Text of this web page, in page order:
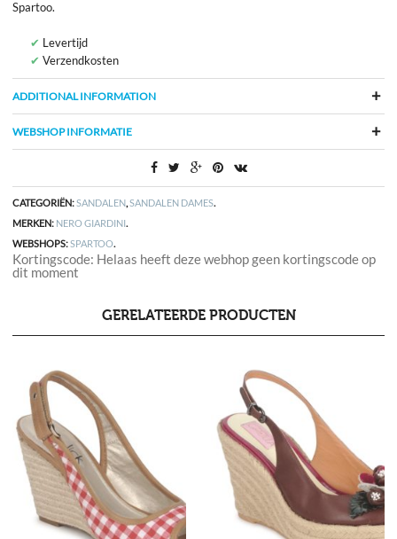
Spartoo.
Levertijd
Verzendkosten
ADDITIONAL INFORMATION
WEBSHOP INFORMATIE
CATEGORIËN:SANDALEN,SANDALEN DAMES.
MERKEN: NERO GIARDINI.
WEBSHOPS:SPARTOO.
Kortingscode: Helaas heeft deze webhop geen kortingscode op
dit moment
GERELATEERDE PRODUCTEN